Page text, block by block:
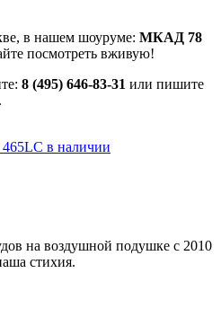
в нашем шоуруме: МКАД 78
посмотреть вживую!
8 (495) 646-83-31 или пишите
.
в наличии
на воздушной подушке с 2010
стихия.